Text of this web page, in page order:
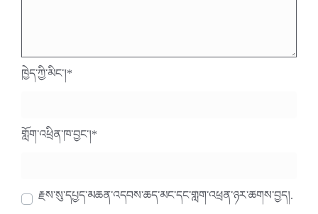
ཁྱེད་ཀྱི་མིང་།*
གློག་འཕྲིན་ཁ་བྱང་།*
རྗེས་སུ་དཔྱད་མཆན་འདེབས་ཆེད་མིང་དང་གློག་འཕྲིན་ཉར་ཚགས་བྱེད།.